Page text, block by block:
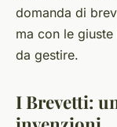
domanda di
ma con le
da gestire.
I Brevetti: